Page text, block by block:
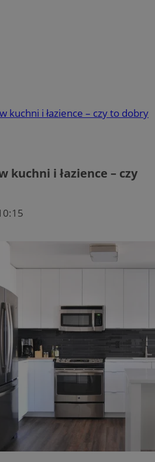
kuchni i łazience – czy to dobry
kuchni i łazience – czy